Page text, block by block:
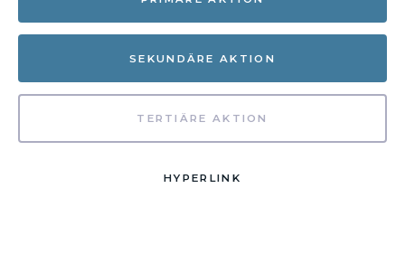
SEKUNDÄRE AKTION
TERTIÄRE AKTION
HYPERLINK